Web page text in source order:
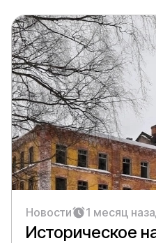
Новости 1 месяц
Историческое